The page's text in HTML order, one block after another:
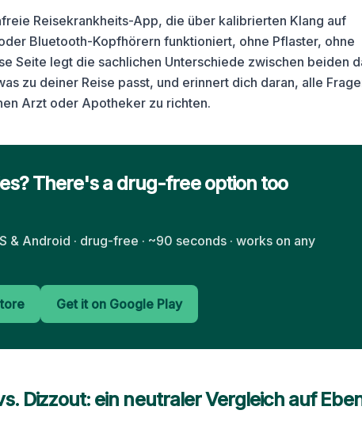
Reisekrankheits-App, die über kalibrierten Klang auf
Bluetooth-Kopfhörern funktioniert, ohne Pflaster, ohne
Seite legt die sachlichen Unterschiede zwischen beiden
zu deiner Reise passt, und erinnert dich daran, alle
Arzt oder Apotheker zu richten.
There's a drug-free option too
& Android · drug-free · ~90 seconds · works on any
Get it on Google Play
Dizzout: ein neutraler Vergleich auf